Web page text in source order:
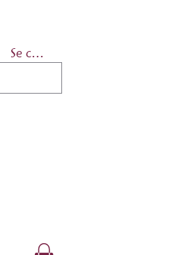
Se connecter